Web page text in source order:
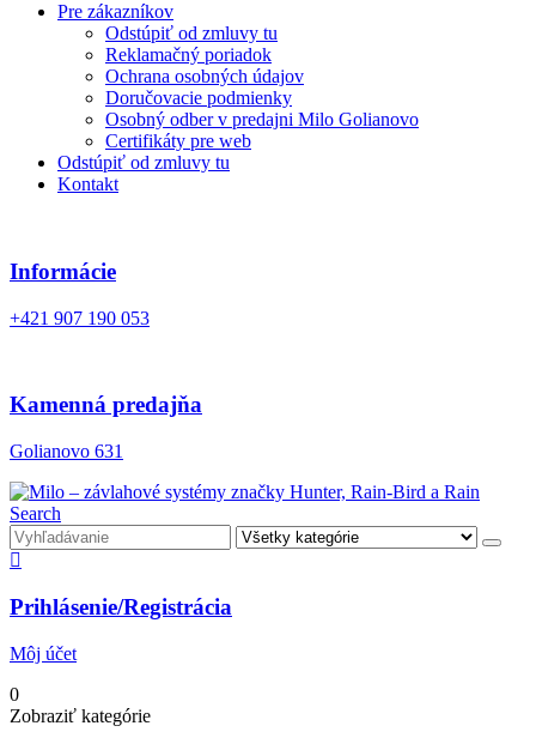
Pre zákazníkov
Odstúpiť od zmluvy tu
Reklamačný poriadok
Ochrana osobných údajov
Doručovacie podmienky
Osobný odber v predajni Milo Golianovo
Certifikáty pre web
Odstúpiť od zmluvy tu
Kontakt
Informácie
+421 907 190 053
Kamenná predajňa
Golianovo 631
Search
Prihlásenie/Registrácia
Môj účet
0
Zobraziť kategórie